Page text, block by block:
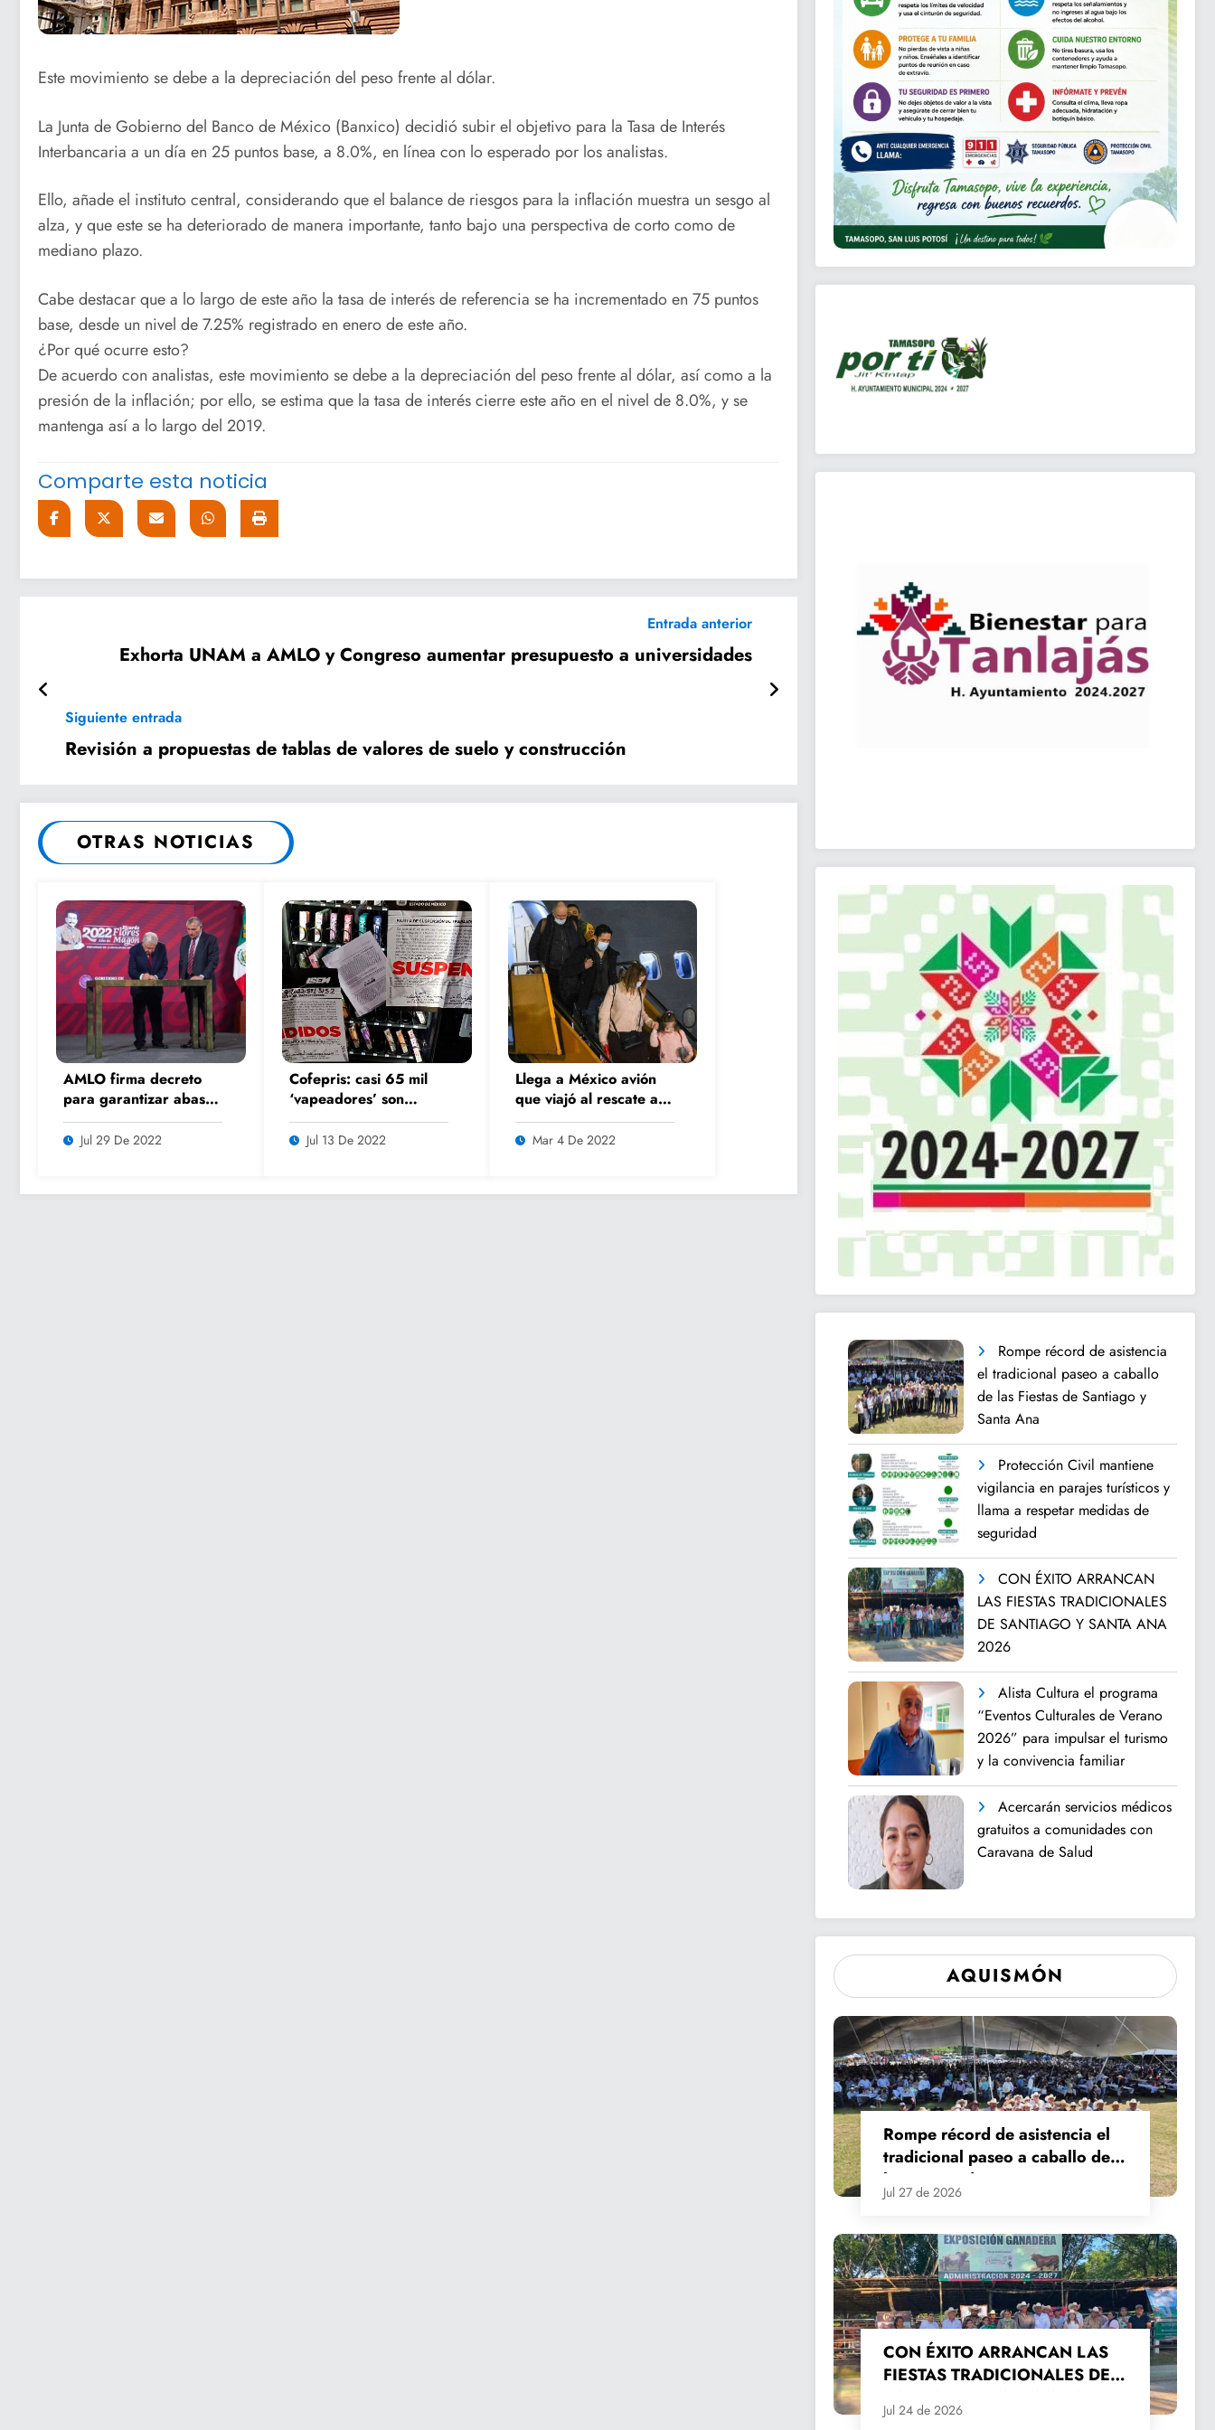
Este movimiento se debe a la depreciación del peso frente al dólar.
La Junta de Gobierno del Banco de México (Banxico) decidió subir el objetivo para la Tasa de Interés
Interbancaria a un día en 25 puntos base, a 8.0%, en línea con lo esperado por los analistas.
Ello, añade el instituto central, considerando que el balance de riesgos para la inflación muestra un sesgo al
alza, y que este se ha deteriorado de manera importante, tanto bajo una perspectiva de corto como de
mediano plazo.
Cabe destacar que a lo largo de este año la tasa de interés de referencia se ha incrementado en 75 puntos
base, desde un nivel de 7.25% registrado en enero de este año.
¿Por qué ocurre esto?
De acuerdo con analistas, este movimiento se debe a la depreciación del peso frente al dólar, así como a la
presión de la inflación; por ello, se estima que la tasa de interés cierre este año en el nivel de 8.0%, y se
mantenga así a lo largo del 2019.
Comparte esta noticia
Entrada anterior
Exhorta UNAM a AMLO y Congreso aumentar presupuesto a universidades
Siguiente entrada
Revisión a propuestas de tablas de valores de suelo y construcción
OTRAS NOTICIAS
AMLO firma decreto
para garantizar abasto
de agua en NL por 10
añosJul 29 De 2022
Cofepris: casi 65 mil
‘vapeadores’ son
decomisados en el país
Jul 13 De 2022
Llega a México avión
que viajó al rescate a
Ucrania
Mar 4 De 2022
Rompe récord de asistencia
el tradicional paseo a caballo
de las Fiestas de Santiago y
Santa Ana
Protección Civil mantiene
vigilancia en parajes turísticos y
llama a respetar medidas de
seguridad
CON ÉXITO ARRANCAN
LAS FIESTAS TRADICIONALES
DE SANTIAGO Y SANTA ANA
2026
Alista Cultura el programa
“Eventos Culturales de Verano
2026” para impulsar el turismo
y la convivencia familiar
Acercarán servicios médicos
gratuitos a comunidades con
Caravana de Salud
AQUISMÓN
Rompe récord de asistencia el
tradicional paseo a caballo de
las Fiestas de Santiago y Santa
Ana
Jul 27 de 2026
CON ÉXITO ARRANCAN LAS
FIESTAS TRADICIONALES DE
2026
Jul 24 de 2026